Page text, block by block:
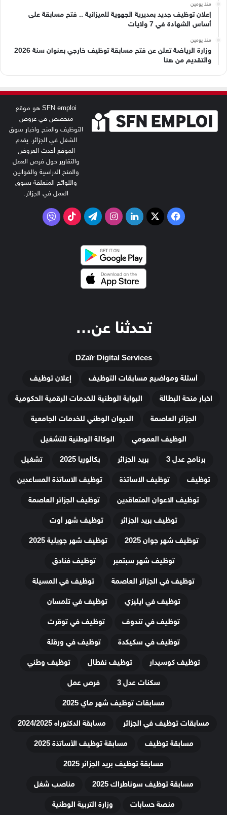
منذ يومين
إعلان توظيف جديد بمديرية الجهوية للميزانية .. فتح مسابقة على
أساس الشهادة في 7 ولايات
منذ يومين
وزارة الرياضة تعلن عن فتح مسابقة توظيف خارجي بعنوان سنة 2026
والتقديم من هنا
SFN emploi هو موقع
متخصص في عروض
التوظيف والمنح واخبار سوق
الشغل في الجزائر. يقدم
الموقع أحدث العروض
والتقارير حول فرص العمل
والمنح الدراسية والقوانين
واللوائح المتعلقة بسوق
العمل في الجزائر.
فيسبوك
‫X لينكدإنانستقرامتيلقرام‫TikTokفايبر
تحدثنا عن…
DZaïr Digital Services
أسئلة ومواضيع مسابقات التوظيف
إعلان توظيف
اخبار منحة البطالة
البوابة الوطنية للخدمات الرقمية الحكومية
الجزائر العاصمة
الديوان الوطني للخدمات الجامعية
الوظيف العمومي
الوكالة الوطنية للتشغيل
برنامج عدل 3
بريد الجزائر بكالوريا 2025
تشغيل
توظيف
توظيف الاساتذة
توظيف الاساتذة المساعدين
توظيف الاعوان المتعاقدين
توظيف الجزائر العاصمة
توظيف بريد الجزائر
توظيف شهر أوت
توظيف شهر جوان 2025
توظيف شهر جويلية 2025
توظيف شهر سبتمبر
توظيف فنادق
توظيف في الجزائر العاصمة
توظيف في المسيلة
توظيف في ايليزي
توظيف في تلمسان
توظيف في تندوف
توظيف في توقرت
توظيف في سكيكدة
توظيف في ورقلة
توظيف كوسيدار
توظيف نفطال
توظيف وطني
سكنات عدل 3
فرص عمل
مسابقات توظيف شهر ماي 2025
مسابقات توظيف في الجزائر
مسابقة الدكتوراه 2024/2025
مسابقة توظيف
مسابقة توظيف الأساتذة 2025
مسابقة توظيف بريد الجزائر 2025
مسابقة توظيف سوناطراك 2025
مناصب شغل
منصة حسابات
وزارة التربية الوطنية